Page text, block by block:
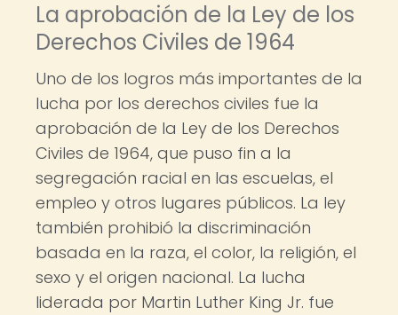
La aprobación de la Ley de los
Derechos Civiles de 1964
Uno de los logros más importantes de la
lucha por los derechos civiles fue la
aprobación de la Ley de los Derechos
Civiles de 1964, que puso fin a la
segregación racial en las escuelas, el
empleo y otros lugares públicos. La ley
también prohibió la discriminación
basada en la raza, el color, la religión, el
sexo y el origen nacional. La lucha
liderada por Martin Luther King Jr. fue